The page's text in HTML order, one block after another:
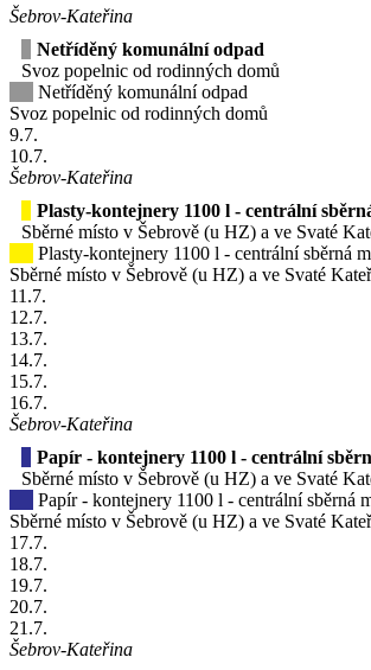
Šebrov-Kateřina
Netříděný komunální odpad
Svoz popelnic od rodinných domů
Netříděný komunální odpad
Svoz popelnic od rodinných domů
9.7.
10.7.
Šebrov-Kateřina
Plasty-kontejnery 1100 l - centrální
Sběrné místo v Šebrově (u HZ) a ve Svaté
Plasty-kontejnery 1100 l - centrální sběrná
Sběrné místo v Šebrově (u HZ) a ve Svaté
11 .7.
12.7.
13.7.
14.7.
15.7.
16.7.
Šebrov-Kateřina
Papír - kontejnery 1100 l - centrální
Sběrné místo v Šebrově (u HZ) a ve Svaté
Papír - kontejnery 1100 l - centrální sběrná
Sběrné místo v Šebrově (u HZ) a ve Svaté
17.7.
18.7.
19.7.
20.7.
21 .7.
Šebrov-Kateřina